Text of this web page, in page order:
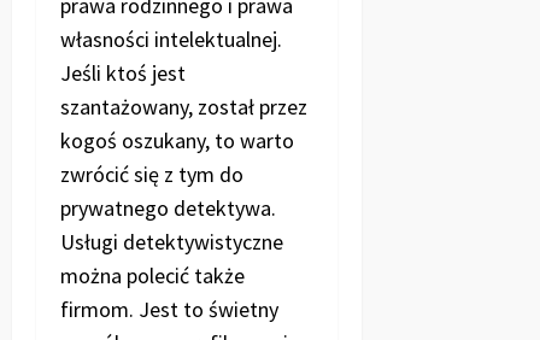
własności intelektualnej.
Jeśli ktoś jest
szantażowany, został przez
kogoś oszukany, to warto
zwrócić się z tym do
prywatnego detektywa.
Usługi detektywistyczne
można polecić także
firmom. Jest to świetny